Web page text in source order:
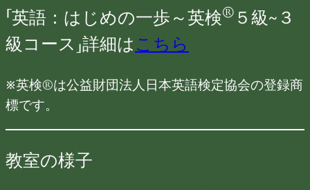
「英語：はじめの一歩～英検® ５級~３
級コース」詳細はこちら
※英検®は公益財団法人日本英語検定協会の登録商
標です。
教室の様子